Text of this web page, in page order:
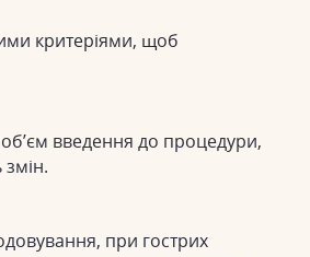
критеріями, щоб
введення до процедури,
при гострих